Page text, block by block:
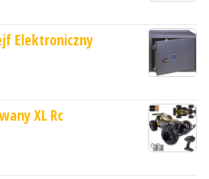
Elektroniczny
XL Rc